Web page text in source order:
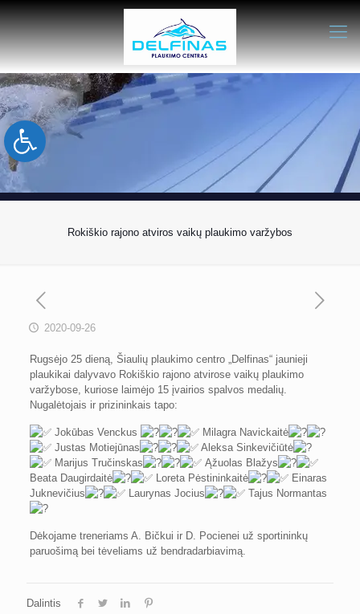
Open toolbar
Rokiškio rajono atviros vaikų plaukimo varžybos
2020-09-26
Rugsėjo 25 dieną, Šiaulių plaukimo centro „Delfinas“ jaunieji
plaukikai dalyvavo Rokiškio rajono atvirose vaikų plaukimo
varžybose, kuriose laimėjo 15 įvairios spalvos medalių.
Nugalėtojais ir prizininkais tapo:
Jokūbas Venckus
Milagra Navickaitė
Justas Motiejūnas
Aleksa Sinkevičiūtė
Marijus Tručinskas
Ąžuolas Blažys
Beata Daugirdaitė
Loreta Pėstininkaitė
Einaras
Juknevičius
Laurynas Jocius Tajus Normantas
Dėkojame treneriams A. Bičkui ir D. Pocienei už sportininkų
paruošimą bei tėveliams už bendradarbiavimą.
Dalintis